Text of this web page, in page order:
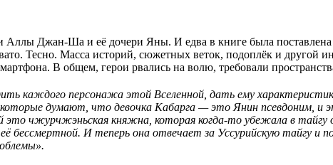
Джан-Ша и её дочери Яны. И едва в книге была поставлена
Тесно. Масса историй, сюжетных веток, подоплёк и другой
В общем, герои рвались на волю, требовали
каждого персонажа этой Вселенной, дать ему
думают, что девочка Кабарга — это Янин псевдоним, и
это чжурчжэньская княжна, которая когда-то убежала в
бессмертной. И теперь она отвечает за Уссурийскую тайгу и